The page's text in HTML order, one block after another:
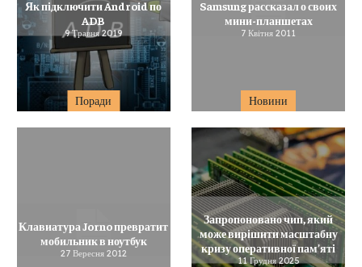
Поради
Як підключити Android по
ADB
9 Травня 2019
Новини
Samsung рассказал о своих
мини-планшетах
7 Квітня 2011
Клавиатура Jorno превратит
мобильник в ноутбук
27 Вересня 2012
Запропоновано чип, який
може вирішити масштабну
кризу оперативної пам’яті
11 Грудня 2025